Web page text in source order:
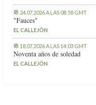
24.07.2026 A LAS 08:58 GMT
"Fauces"
EL CALLEJÓN
18.07.2026 A LAS 14:03 GMT
Noventa años de soledad
EL CALLEJÓN